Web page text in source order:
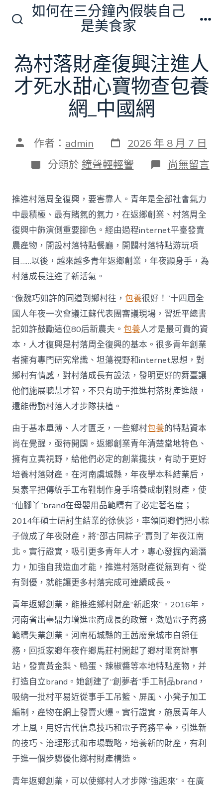
切
換
開
關
如何在三分鐘內假裝自己
是美食家
為村落財產復興注進人
才死水甜心寶物查包養
網_中國網
文 作者： admin 發
表
日
期
2026 年 8 月 7 日
分
類
分類於 鐘聲輕輕響 在
〈為
落
財
產
復
興
注
進
人
水
甜
心
寶
物
查
包
養
網
_
中
中
尚無留言
推進村落周全復興，要害靠人。青年是全部社會氣力
中最積極、最有賭氣的氣力，在返鄉創業、村落周全
復興中飾演側重要腳色。經由過程internet平臺發賣
農產物，開設村落特點餐廳，開闢村落特點游玩項
目……以後，越來越多青年返鄉創業，年夜顯身手，為
村落成長注進了新活氣。
“像魏巧如許的同道到鄉村往，包養很好！”十四屆全
國人年夜一次會議江蘇代表團審議現場，習近平總書
記如許鼓勵這位80后新農夫。包養人才是最可貴的資
本，人才復興是村落周全復興的基本。很多青年創業
者擁有專門研究常識、坦蕩視野和internet思想，對
鄉村有情感，對村落成長有設法，發明更好的舞臺讓
他們施展聰慧才智，不只有助于推進村落財產進級，
還能帶動村落人才步隊扶植。
由于基本單薄、人才匱乏，一些鄉村包養的特點資本
尚在覺醒，亟待開闢。返鄉創業青年清楚當地特色、
擁有立異視野，給他們必定的創業攙扶，有助于更好
培養村落財產。在河南虞城縣，年夜學本科結業后，
吳素平把傳統手工布鞋制作身手培養成制鞋財產，使
“仙腳丫”brand在母嬰用品範疇有了必定著名度；
2014年碩士研討生結業的徐俠影，率領同鄉們把小粽
子做成了年夜財產，將“邵古同粽子”賣到了年夜江南
北。實行證實，吸引更多青年人才，專心發掘內涵潛
力，加強自我造血才能，推進村落財產從無到有、從
有到優，就能讓更多村落完成可連續成長。
青年返鄉創業，能推進鄉村財產“新起來”。2016年，
河南省出臺鼎力增進電商成長的政策，激勵電子商務
範疇失業創業。河南柘城縣的王茜廢棄城市白領任
務，回抵家鄉年夜仵鄉馬莊村開起了鄉村電商辦事
站，發賣黃金梨、鴨蛋、辣椒醬等本地特點產物，并
打造自立brand。她創建了“創夢者”手工制品brand，
吸納一批村平易近從事手工吊籃、屏風、小凳子加工
編制，產物在網上發賣火爆。實行證實，施展青年人
才上風，用好古代信息技巧和電子商務平臺，引進新
的技巧、治理形式和市場戰略，培養新的財產，有利
于進一個步驟優化鄉村財產構造。
青年返鄉創業，可以使鄉村人才步隊“強起來”。在廣